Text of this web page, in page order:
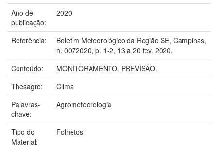
Ano de
publicação:
2020
Referência:
Boletim Meteorológico da Região SE, Campinas,
n. 0072020, p. 1-2, 13 a 20 fev. 2020.
Conteúdo:
MONITORAMENTO. PREVISÃO.
Thesagro:
Clima
Palavras-
chave:
Agrometeorologia
Tipo do
Material:
Folhetos